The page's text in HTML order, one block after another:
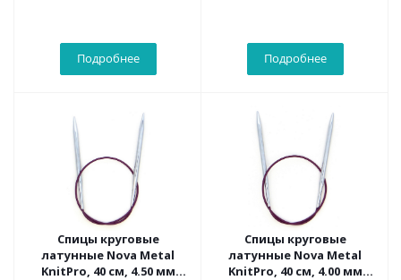
Подробнее Подробнее
Спицы круговые
латунные Nova Metal
KnitPro, 40 см, 4.50 мм
Спицы круговые
латунные Nova Metal
KnitPro, 40 см, 4.00 мм